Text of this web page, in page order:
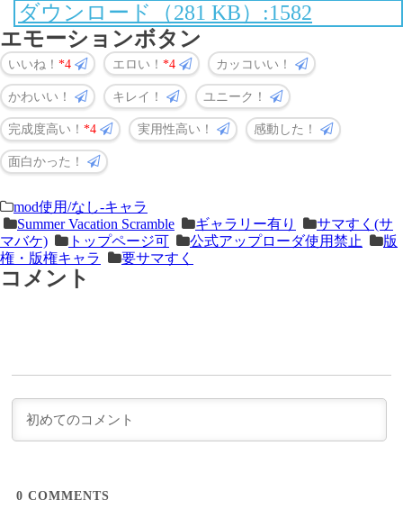
ダウンロード（281 KB）:1582
エモーションボタン
いいね！ 4 エロい！ 4 カッコいい！
かわいい！ キレイ！ ユニーク！
完成度高い！ 4 実用性高い！ 感動した！
面白かった！
＜
次
の
記
前
の
記
事
mod使用/なし-キャラ
Summer Vacation Scramble
ギャラリー有り
サマすく(サ
マバケ)
トップページ可 公式アップローダ使用禁止
版
権・版権キャラ
要サマすく
コメント
0 COMMENTS